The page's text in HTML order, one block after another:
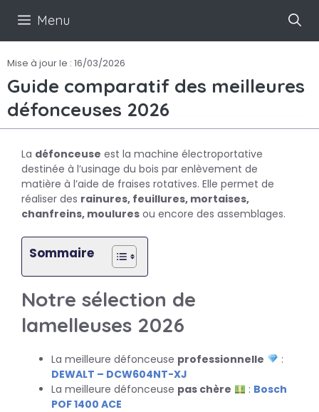
Menu
Mise à jour le : 16/03/2026
Guide comparatif des meilleures
défonceuses 2026
La défonceuse est la machine électroportative
destinée à l’usinage du bois par enlèvement de
matière à l’aide de fraises rotatives. Elle permet de
réaliser des rainures, feuillures, mortaises,
chanfreins, moulures ou encore des assemblages.
Sommaire
Notre sélection de
lamelleuses 2026
La meilleure défonceuse professionnelle
:
DEWALT – DCW604NT-XJ
La meilleure défonceuse pas chère : Bosch
POF 1400 ACE